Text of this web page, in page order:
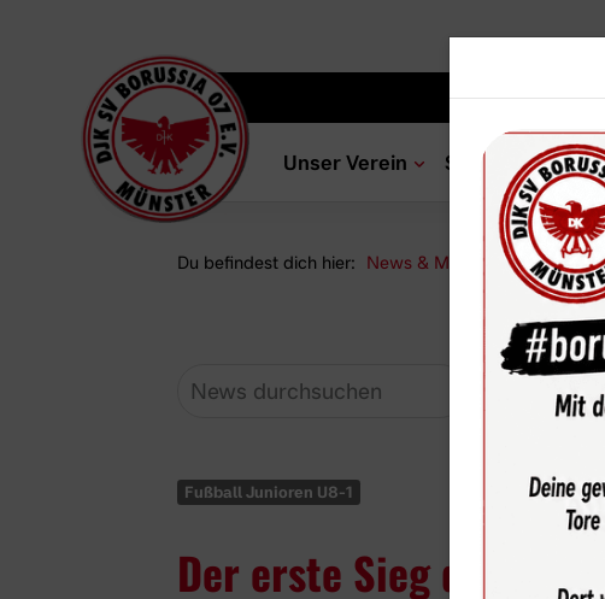
Unser Verein Sportangebot
Du befindest dich hier: News & Media Newsroom
Fußball Junioren U8-1
Der erste Sieg der Saison